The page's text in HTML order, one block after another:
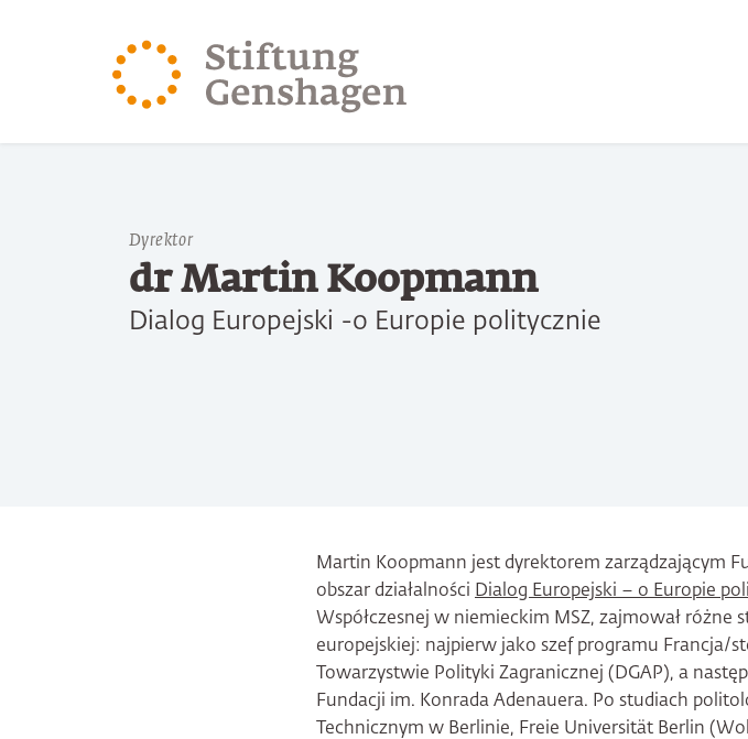
Dyrektor
dr Martin Koopmann
Dialog Europejski -o Europie politycznie
Martin Koopmann jest dyrektorem zarządzającym
obszar działalności Dialog Europejski – o Europie
Współczesnej w niemieckim MSZ, zajmował
europejskiej: najpierw jako szef programu Francja/
Towarzystwie Polityki Zagranicznej (DGAP), a
Fundacji im. Konrada Adenauera. Po studiach
Technicznym w Berlinie, Freie Universität Berlin